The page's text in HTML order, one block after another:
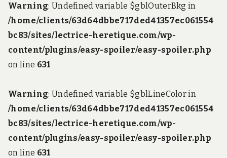
Warning: Undefined variable $gblOuterBkg in
/home/clients/63d64dbbe717ded41357ec061554
bc83/sites/lectrice-heretique.com/wp-
content/plugins/easy-spoiler/easy-spoiler.php
on line 631
Warning: Undefined variable $gblLineColor in
/home/clients/63d64dbbe717ded41357ec061554
bc83/sites/lectrice-heretique.com/wp-
content/plugins/easy-spoiler/easy-spoiler.php
on line 631